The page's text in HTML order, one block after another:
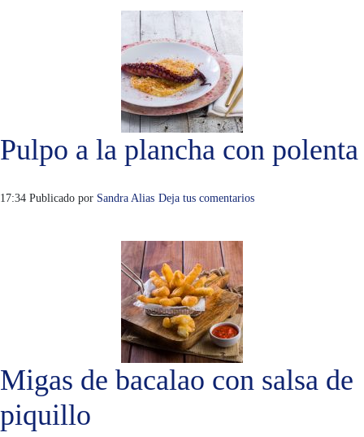
Pulpo a la plancha con polenta
17:34 Publicado por Sandra Alias Deja tus comentarios
Migas de bacalao con salsa de
piquillo